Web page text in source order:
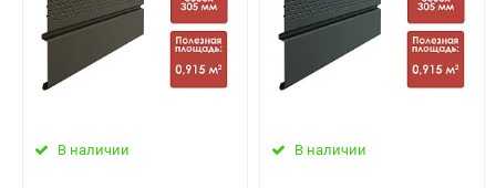
В наличии В наличии